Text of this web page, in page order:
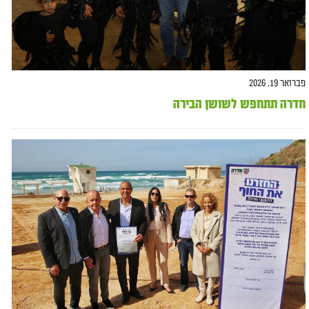
פברואר 19, 2026
חדרה תתחפש לשושן הבירה